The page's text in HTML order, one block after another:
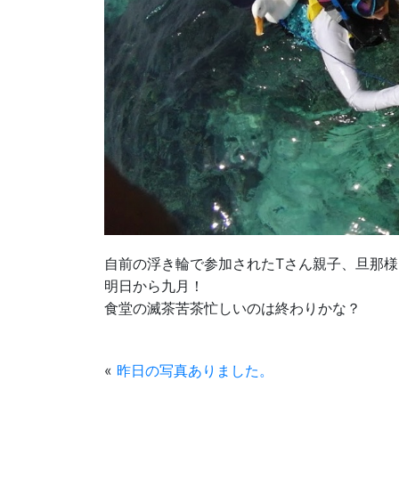
自前の浮き輪で参加されたTさん親子、旦那
明日から九月！
食堂の滅茶苦茶忙しいのは終わりかな？
« 昨日の写真ありました。